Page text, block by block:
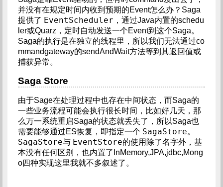
并没有在规定时间内收到预期的Event怎么办？Saga
提供了 EventScheduler ，通过Java内置的schedu
ler或Quarz，定时自动发送一个Event到这个Saga。
Saga的执行是在独立的线程里，所以我们无法通过co
mmandgateway的sendAndWait方法等到其返回值或
捕获异常。
Saga Store
由于Sage在处理过程中也存在中间状态，而Saga的
一些业务流程可能会执行很长时间，比如好几天，那
么万一系统重启Saga的状态就丢失了，所以Saga也
需要能够通过ES恢复，即指定一个 SagaStore。
SagaStore与 EventStore的使用除了名字外，基
本没有任何区别，也内置了InMemory,JPA,jdbc,Mong
o四种实现这里我就不多叙述了。